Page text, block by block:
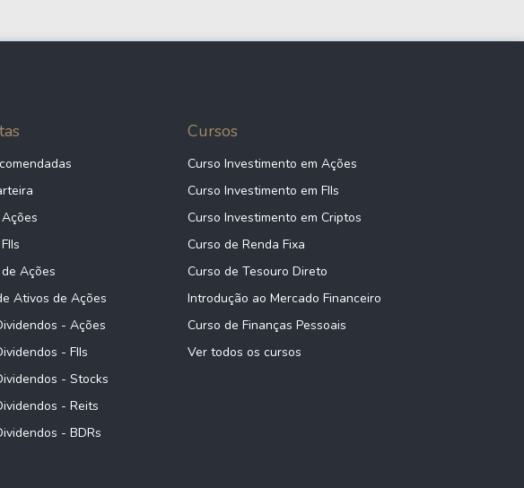
Ações
Ativos de Ações
- Ações
- FIIs
- Stocks
- Reits
- BDRs
Cursos
Curso Investimento em Ações
Curso Investimento em FIIs
Curso Investimento em Criptos
Curso de Renda Fixa
Curso de Tesouro Direto
Introdução ao Mercado Financeiro
Curso de Finanças Pessoais
Ver todos os cursos